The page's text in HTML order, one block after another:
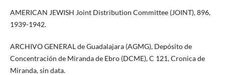
AMERICAN JEWISH Joint Distribution Committee (JOINT), 896,
1939-1942.
ARCHIVO GENERAL de Guadalajara (AGMG), Depósito de
Concentración de Miranda de Ebro (DCME), C 121, Cronica de
Miranda, sin data.